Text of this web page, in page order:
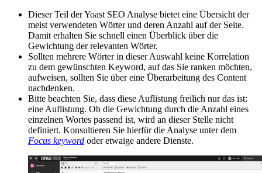
Dieser Teil der Yoast SEO Analyse bietet eine Übersicht der
meist verwendeten Wörter und deren Anzahl auf der Seite.
Damit erhalten Sie schnell einen Überblick über die
Gewichtung der relevanten Wörter.
Sollten mehrere Wörter in dieser Auswahl keine Korrelation
zu dem gewünschten Keyword, auf das Sie ranken möchten,
aufweisen, sollten Sie über eine Überarbeitung des Content
nachdenken.
Bitte beachten Sie, dass diese Auflistung freilich nur das ist:
eine Auflistung. Ob die Gewichtung durch die Anzahl eines
einzelnen Wortes passend ist, wird an dieser Stelle nicht
definiert. Konsultieren Sie hierfür die Analyse unter dem
Focus keyword oder etwaige andere Dienste.